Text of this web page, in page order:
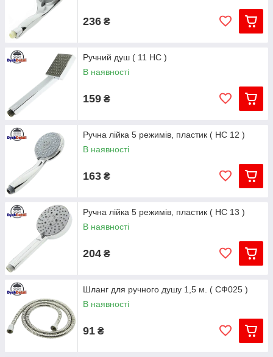
236 ₴
Ручний душ ( 11 НС )
В наявності
159 ₴
Ручна лійка 5 режимів, пластик ( НС 12 )
В наявності
163 ₴
Ручна лійка 5 режимів, пластик ( НС 13 )
В наявності
204 ₴
Шланг для ручного душу 1,5 м. ( СФ025 )
В наявності
91 ₴